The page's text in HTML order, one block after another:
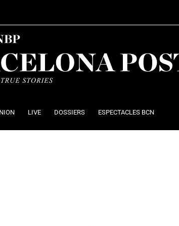
LIVE DOSSIERS ESPECTACLES BCN